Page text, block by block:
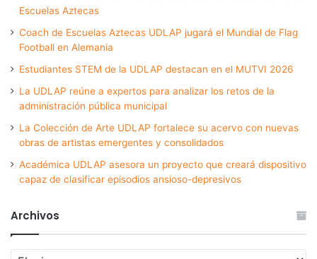
Escuelas Aztecas
Coach de Escuelas Aztecas UDLAP jugará el Mundial de Flag
Football en Alemania
Estudiantes STEM de la UDLAP destacan en el MUTVI 2026
La UDLAP reúne a expertos para analizar los retos de la
administración pública municipal
La Colección de Arte UDLAP fortalece su acervo con nuevas
obras de artistas emergentes y consolidados
Académica UDLAP asesora un proyecto que creará dispositivo
capaz de clasificar episodios ansioso-depresivos
Archivos
Archivos